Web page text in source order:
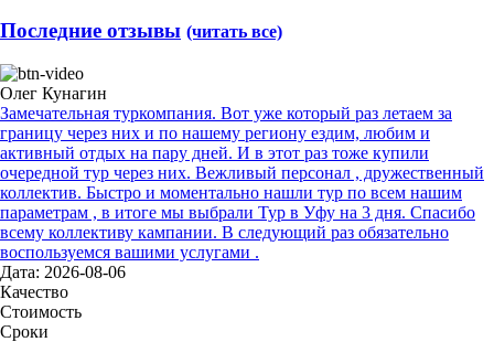
Последние отзывы (читать все)
Олег Кунагин
Замечательная туркомпания. Вот уже который раз летаем за
границу через них и по нашему региону ездим, любим и
активный отдых на пару дней. И в этот раз тоже купили
очередной тур через них. Вежливый персонал , дружественный
коллектив. Быстро и моментально нашли тур по всем нашим
параметрам , в итоге мы выбрали Тур в Уфу на 3 дня. Спасибо
всему коллективу кампании. В следующий раз обязательно
воспользуемся вашими услугами .
Дата: 2026-08-06
Качество
Стоимость
Сроки